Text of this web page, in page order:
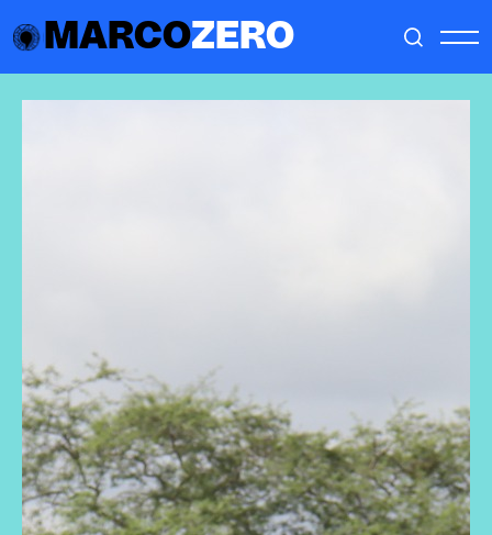
MARCOZERO